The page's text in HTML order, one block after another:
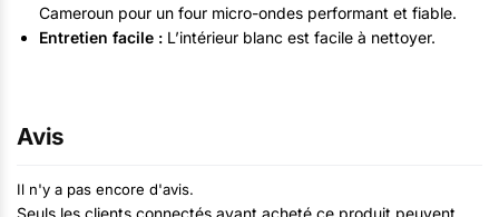
Cameroun pour un four micro-ondes performant et fiable.
Entretien facile : L’intérieur blanc est facile à nettoyer.
Avis
Il n'y a pas encore d'avis.